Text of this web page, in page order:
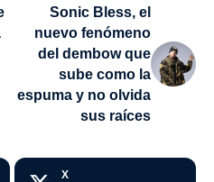
Sonic Bless, el
nuevo fenómeno
del dembow que
sube como la
espuma y no olvida
sus raíces
X